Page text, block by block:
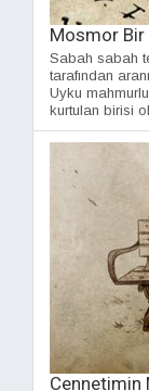
Mosmor Bir
Sabah sabah
tarafından
Uyku
kurtulan birisi
Cennetimin